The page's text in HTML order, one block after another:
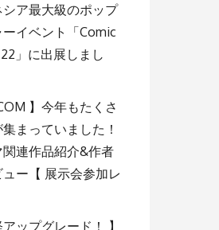
ア最大級のポップ
ーイベント「Comic
」に出展しまし
】今年もたくさ
まっていました！
関連作品紹介&作者
ー【 展示会参加レ
アップグレード！ 】